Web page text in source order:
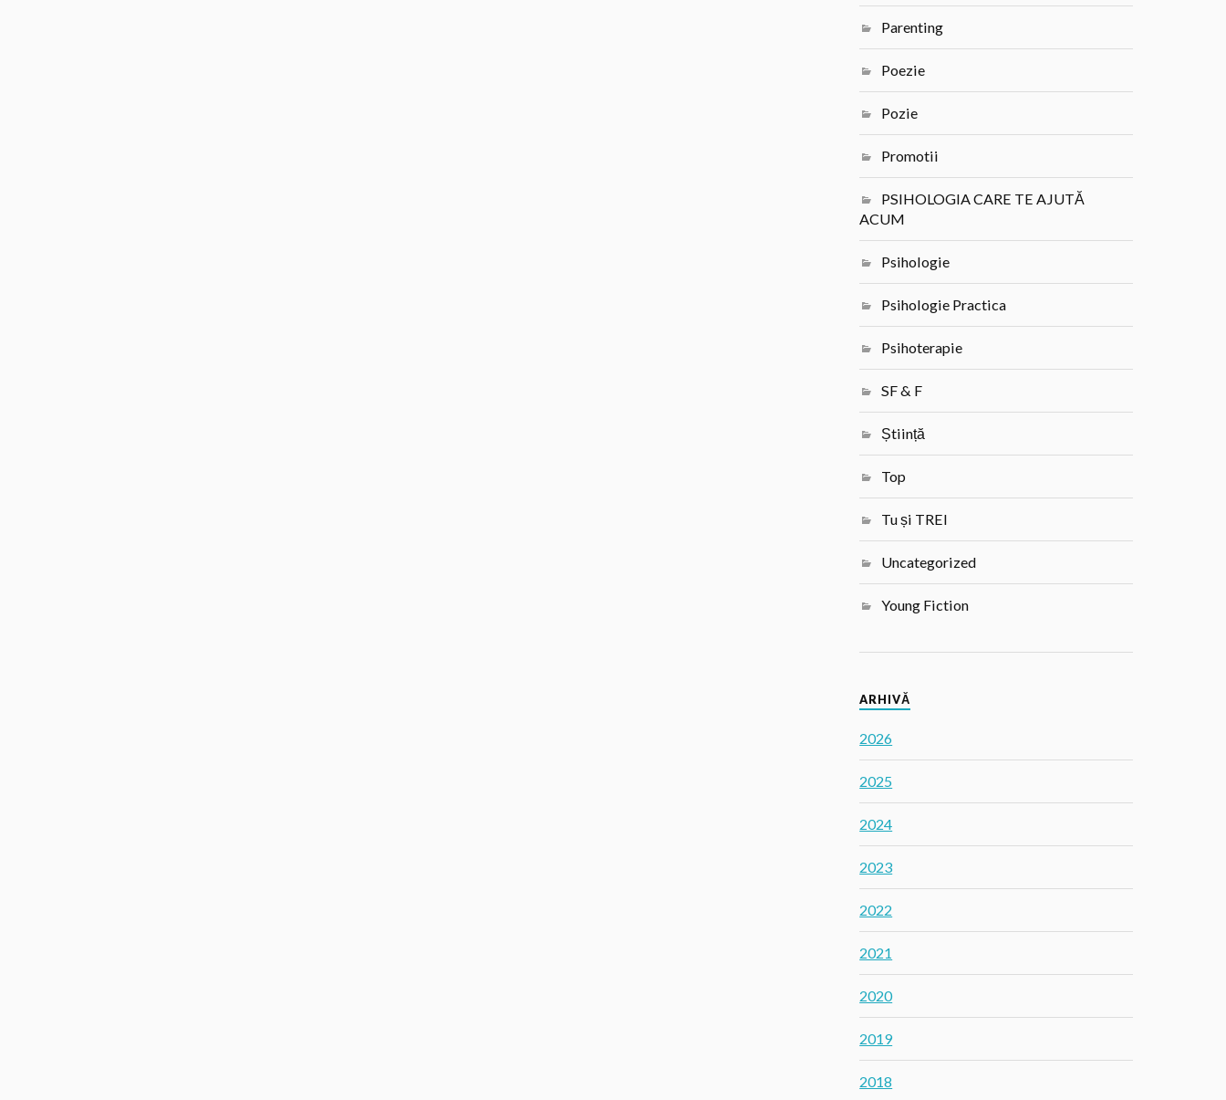
Parenting
Poezie
Pozie
Promotii
PSIHOLOGIA CARE TE AJUTĂ
ACUM
Psihologie
Psihologie Practica
Psihoterapie
SF & F
Știință
Top
Tu și TREI
Uncategorized
Young Fiction
ARHIVĂ
2026
2025
2024
2023
2022
2021
2020
2019
2018